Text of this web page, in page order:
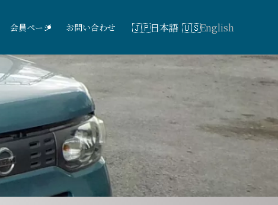
会員ページ お問い合わせ English
日本語